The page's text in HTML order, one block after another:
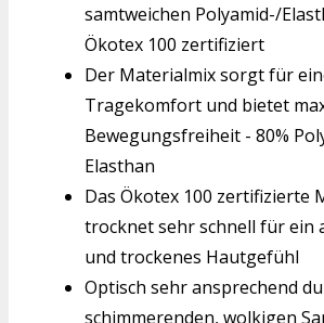
samtweichen Polyamid-/
Ökotex 100 zertifiziert
Der Materialmix sorgt für
Tragekomfort und bietet
Bewegungsfreiheit - 80%
Elasthan
Das Ökotex 100 zertifizierte
trocknet sehr schnell für ein
und trockenes Hautgefühl
Optisch sehr ansprechend
schimmerenden, wolkigen